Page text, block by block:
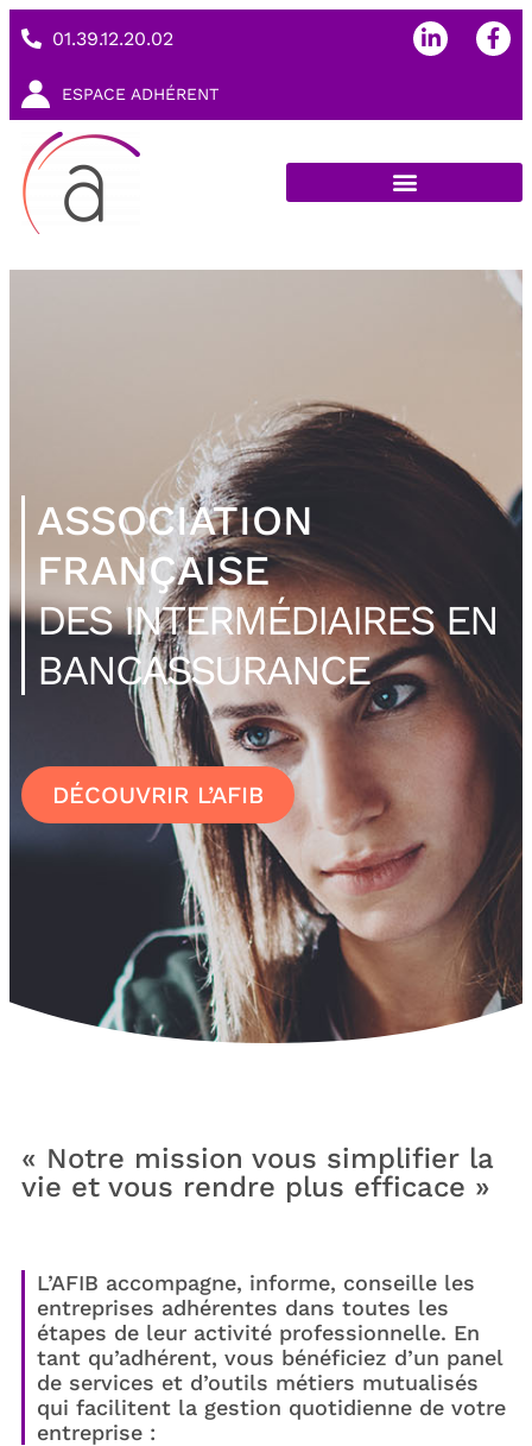
01.39.12.20.02
ESPACE ADHÉRENT
ASSOCIATION
FRANÇAISE
DES INTERMÉDIAIRES EN
BANCASSURANCE
DÉCOUVRIR L’AFIB
« Notre mission vous simplifier la
vie et vous rendre plus efficace »
L’AFIB accompagne, informe, conseille les
entreprises adhérentes dans toutes les
étapes de leur activité professionnelle. En
tant qu’adhérent, vous bénéficiez d’un panel
de services et d’outils métiers mutualisés
qui facilitent la gestion quotidienne de votre
entreprise :